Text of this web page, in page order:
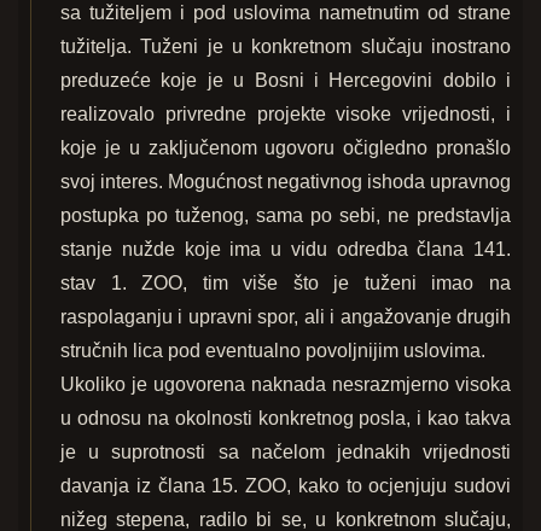
sa tužiteljem i pod uslovima nametnutim od strane
tužitelja. Tuženi je u konkretnom slučaju inostrano
preduzeće koje je u Bosni i Hercegovini dobilo i
realizovalo privredne projekte visoke vrijednosti, i
koje je u zaključenom ugovoru očigledno pronašlo
svoj interes. Mogućnost negativnog ishoda upravnog
postupka po tuženog, sama po sebi, ne predstavlja
stanje nužde koje ima u vidu odredba člana 141.
stav 1. ZOO, tim više što je tuženi imao na
raspolaganju i upravni spor, ali i angažovanje drugih
stručnih lica pod eventualno povoljnijim uslovima.
Ukoliko je ugovorena naknada nesrazmjerno visoka
u odnosu na okolnosti konkretnog posla, i kao takva
je u suprotnosti sa načelom jednakih vrijednosti
davanja iz člana 15. ZOO, kako to ocjenjuju sudovi
nižeg stepena, radilo bi se, u konkretnom slučaju,